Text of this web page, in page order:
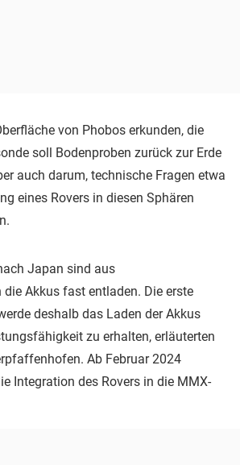
von Phobos erkunden, die
soll Bodenproben zurück zur Erde
auch darum, technische Fragen etwa
eines Rovers in diesen Sphären
Japan sind aus
Akkus fast entladen. Die erste
deshalb das Laden der Akkus
zu erhalten, erläuterten
Ab Februar 2024
Integration des Rovers in die MMX-